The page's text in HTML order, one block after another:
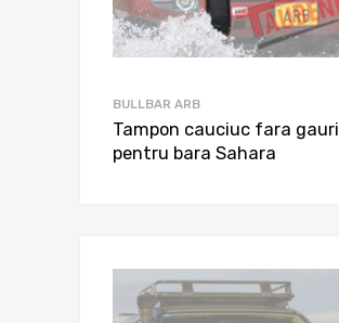
BULLBAR ARB
Tampon cauciuc fara gauri
pentru bara Sahara